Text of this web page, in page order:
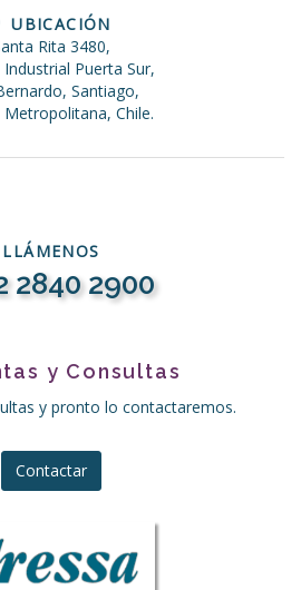
UBICACIÓN
Rita 3480,
Industrial Puerta Sur,
Santiago,
Metropolitana, Chile.
LLÁMENOS
2840 2900
y Consultas
y pronto lo contactaremos.
Contactar